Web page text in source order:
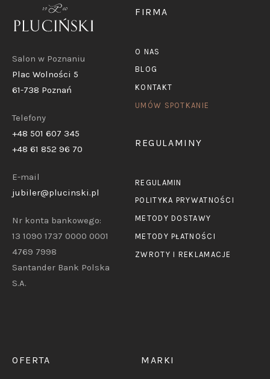
Salon w Poznaniu
Plac Wolności 5
61-738 Poznań
Telefony
+48 501 607 345
+48 61 852 96 70
E-mail
jubiler@plucinski.pl
Nr konta bankowego:
13 1090 1737 0000 0001
4769 7998
Santander Bank Polska
S.A.
FIRMA
O NAS
BLOG
KONTAKT
UMÓW SPOTKANIE
REGULAMINY
REGULAMIN
POLITYKA PRYWATNOŚCI
METODY DOSTAWY
METODY PŁATNOŚCI
ZWROTY I REKLAMACJE
OFERTA MARKI